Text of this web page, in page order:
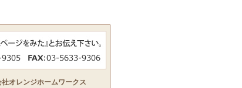
オレンジホームワークス